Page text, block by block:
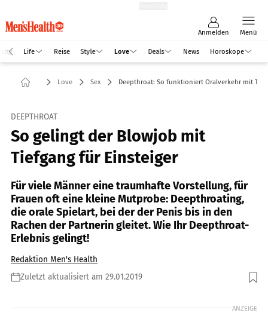
Anmelden Menü
Life Reise Style Love Deals News Horoskope
Love Sex Deepthroat: So funktioniert Oralverkehr mit
DEEPTHROAT
So gelingt der Blowjob mit
Tiefgang für Einsteiger
Für viele Männer eine traumhafte Vorstellung, für
Frauen oft eine kleine Mutprobe: Deepthroating,
die orale Spielart, bei der der Penis bis in den
Rachen der Partnerin gleitet. Wie Ihr Deepthroat-
Erlebnis gelingt!
Redaktion Men's Health
Zuletzt aktualisiert am 29.01.2019
Foto: oneinchpunch / Shutterstock.com
ANZEIGE